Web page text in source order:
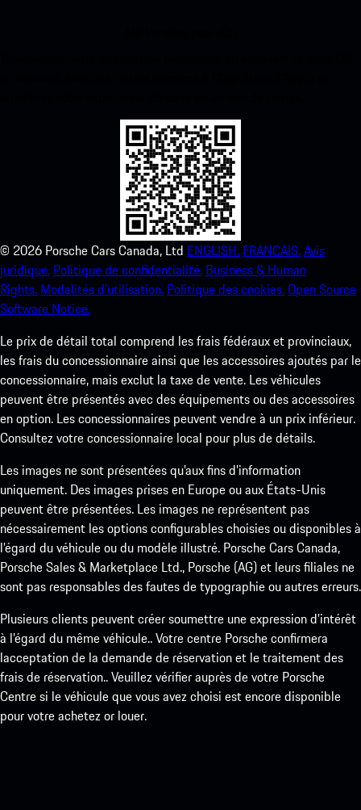
© 2026 Porsche Cars Canada, Ltd ENGLISH. FRANCAIS.Avis
juridique. Politique de confidentialité. Business & Human
Rights. Modalités d’utilisation. Politique des cookies.Open Source
Software Notice.
Le prix de détail total comprend les frais fédéraux et provinciaux,
les frais du concessionnaire ainsi que les accessoires ajoutés par le
concessionnaire, mais exclut la taxe de vente. Les véhicules
peuvent être présentés avec des équipements ou des accessoires
en option. Les concessionnaires peuvent vendre à un prix inférieur.
Consultez votre concessionnaire local pour plus de détails.
Les images ne sont présentées qu’aux fins d’information
uniquement. Des images prises en Europe ou aux États-Unis
peuvent être présentées. Les images ne représentent pas
nécessairement les options configurables choisies ou disponibles à
l’égard du véhicule ou du modèle illustré. Porsche Cars Canada,
Porsche Sales & Marketplace Ltd., Porsche (AG) et leurs filiales ne
sont pas responsables des fautes de typographie ou autres erreurs.
Plusieurs clients peuvent créer soumettre une expression d’intérêt
à l’égard du même véhicule.. Votre centre Porsche confirmera
lacceptation de la demande de réservation et le traitement des
frais de réservation.. Veuillez vérifier auprès de votre Porsche
Centre si le véhicule que vous avez choisi est encore disponible
pour votre achetez or louer.